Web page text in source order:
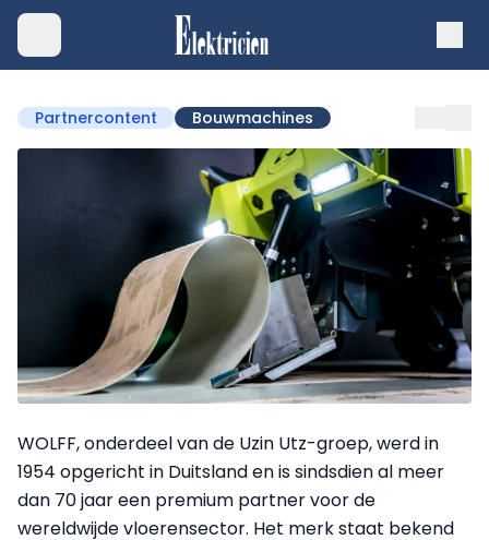
Partnercontent Bouwmachines
WOLFF, onderdeel van de Uzin Utz-groep, werd in
1954 opgericht in Duitsland en is sindsdien al meer
dan 70 jaar een premium partner voor de
wereldwijde vloerensector. Het merk staat bekend